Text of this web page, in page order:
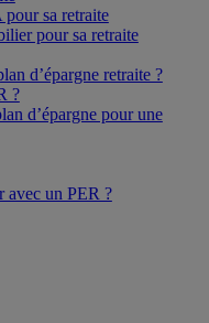
sa retraite
pour sa retraite
d’épargne retraite ?
?
d’épargne pour une
avec un PER ?